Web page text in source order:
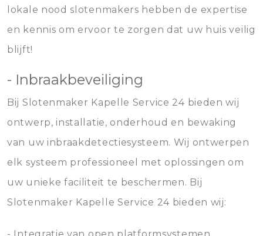
lokale nood slotenmakers hebben de expertise
en kennis om ervoor te zorgen dat uw huis veilig
blijft!
- Inbraakbeveiliging
Bij Slotenmaker Kapelle Service 24 bieden wij
ontwerp, installatie, onderhoud en bewaking
van uw inbraakdetectiesysteem. Wij ontwerpen
elk systeem professioneel met oplossingen om
uw unieke faciliteit te beschermen. Bij
Slotenmaker Kapelle Service 24 bieden wij: